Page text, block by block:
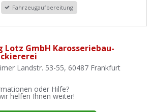
Fahrzeugaufbereitung
Lotz GmbH Karosseriebau-
Landstr. 53-55, 60487 Frankfurt
oder Hilfe?
helfen Ihnen weiter!